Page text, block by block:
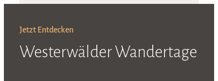
Jetzt Entdecken
Westerwälder Wandertage